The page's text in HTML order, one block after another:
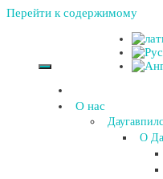
Перейти к содержимому
О нас
Даугавпилс
О